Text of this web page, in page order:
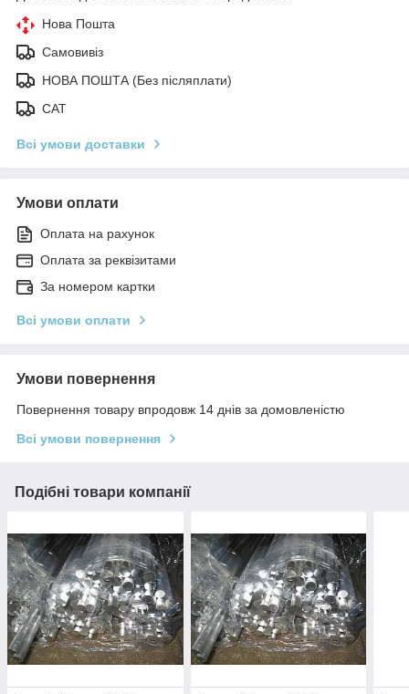
Нова Пошта
Самовивіз
НОВА ПОШТА (Без післяплати)
САТ
Всі умови доставки
Умови оплати
Оплата на рахунок
Оплата за реквізитами
За номером картки
Всі умови оплати
Умови повернення
Повернення товару впродовж 14 днів за домовленістю
Всі умови повернення
Подібні товари компанії